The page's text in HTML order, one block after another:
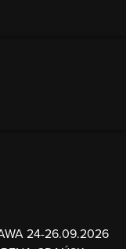
24-26.09.2026